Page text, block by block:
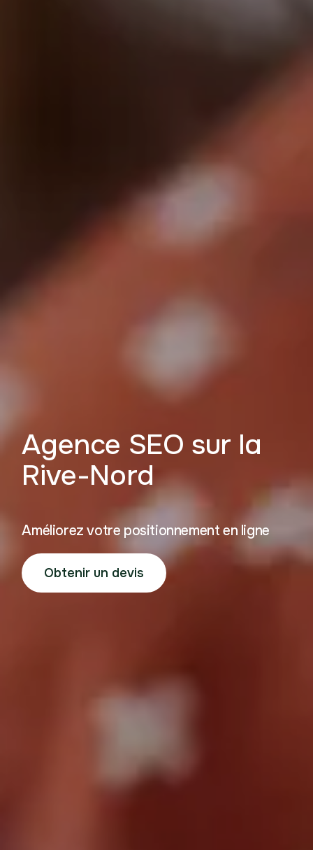
Agence SEO sur la
Rive-Nord
Améliorez votre positionnement en ligne
Obtenir un devis